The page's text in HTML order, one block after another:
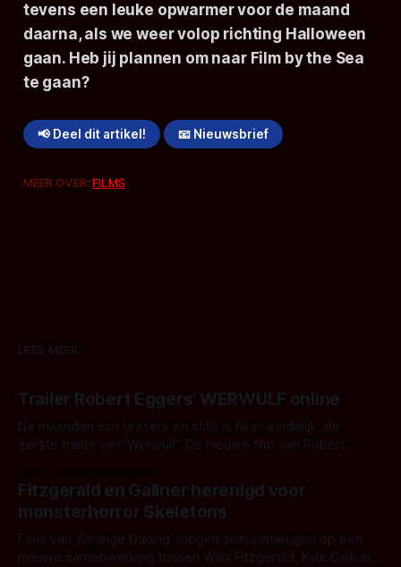
tevens een leuke opwarmer voor de maand
daarna, als we weer volop richting Halloween
gaan. Heb jij plannen om naar Film by the Sea
te gaan?
📢 Deel dit artikel! 📧 Nieuwsbrief
MEER OVER:FILMS
LEES MEER
Trailer Robert Eggers' WERWULF online
Na maanden van teasers en stills is hij er eindelijk: de
eerste trailer van 'Werwulf'. De nieuwe film van Robert
kille stijl vol folklore en mythe. Het topic deze keer is (kon
het het al raden?)... de weerwolf. Kijk je mee?
Fitzgerald en Gallner herenigd voor
monsterhorror Skeletons
Fans van 'Strange Darling' mogen zich verheugen op een
nieuwe samenwerking tussen Willa Fitzgerald, Kyle Gallner